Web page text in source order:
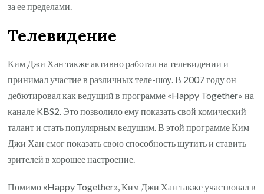
за ее пределами.
Телевидение
Ким Джи Хан также активно работал на телевидении и
принимал участие в различных теле-шоу. В 2007 году он
дебютировал как ведущий в программе «Happy Together» на
канале KBS2. Это позволило ему показать свой комический
талант и стать популярным ведущим. В этой программе Ким
Джи Хан смог показать свою способность шутить и ставить
зрителей в хорошее настроение.
Помимо «Happy Together», Ким Джи Хан также участвовал в